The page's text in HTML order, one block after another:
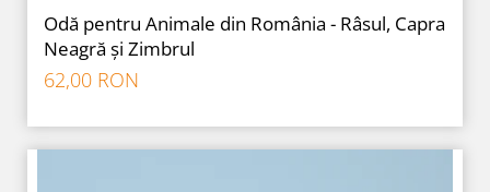
Odă pentru Animale din România - Râsul, Capra
Neagră și Zimbrul
62,00 RON